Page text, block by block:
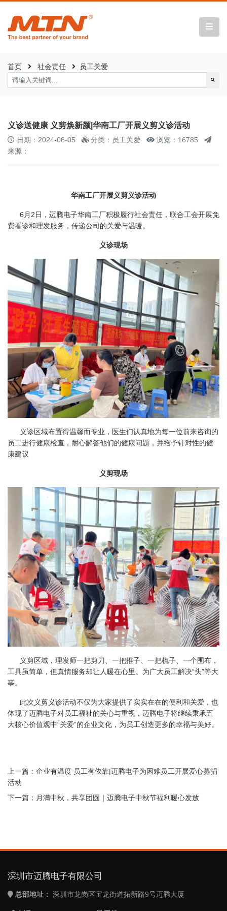
首页 社会责任 员工关爱
义诊送健康 义剪焕新颜|华南工厂开展义剪义诊活动
日期：2024-06-05 分类：员工关爱
浏览：16785
来源：
华南工厂开展义剪义诊活动
6月2日，迈腾电子华南工厂积极履行社会责任，联合工会开展免
费看诊和理发服务，传递公司的关爱与温暖。
义诊现场
义诊区域布置得温馨而专业，医生们认真地为每一位前来咨询的
员工进行健康检查，耐心解答他们的健康问题，并给予针对性的健
康建议
义剪现场
义剪区域，理发师一把剪刀、一把推子、一把梳子、一个围布，
工具虽简单，但真情服务却让人暖在心里。为广大员工解决“头”等大
事。
此次义剪义诊活动不仅为大家提供了实实在在的便利和关爱，也
体现了迈腾电子对员工福祉的关心与重视，迈腾电子将继续秉承五
大核心价值观中“关爱”的企业文化，为员工创造更多的幸福与美好。
上一篇： 企业有温度 员工有依靠|迈腾电子为困难员工开展爱心募捐
活动
下一篇： 月满中秋，共享团圆｜迈腾电子中秋节福利暖心发放
深圳市迈腾电子有限公司
总部地址： 深圳市龙岗区宝龙街道拓新路9号迈腾大厦